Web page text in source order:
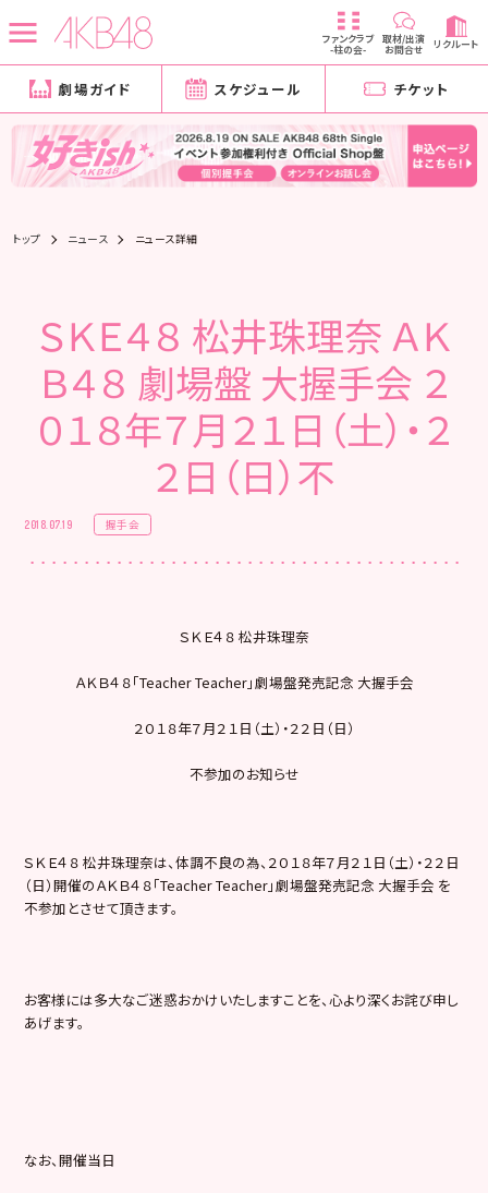
ファンクラブ
-柱の会-
取材/出演
お問合せ リクルート
劇場ガイド スケジュール チケット
トップ ニュース ニュース詳細
ＳＫＥ４８ 松井珠理奈 ＡＫ
Ｂ４８ 劇場盤 大握手会 ２
０１８年７月２１日（土）・２
２日（日）不
2018.07.19 握手会
ＳＫＥ４８ 松井珠理奈
ＡＫＢ４８「Teacher Teacher」劇場盤発売記念 大握手会
２０１８年７月２１日（土）・２２日（日）
不参加のお知らせ
ＳＫＥ４８ 松井珠理奈は、体調不良の為、２０１８年７月２１日（土）・２２日
（日）開催のＡＫＢ４８「Teacher Teacher」劇場盤発売記念 大握手会 を
不参加とさせて頂きます。
お客様には多大なご迷惑おかけいたしますことを、心より深くお詫び申し
あげます。
なお、開催当日